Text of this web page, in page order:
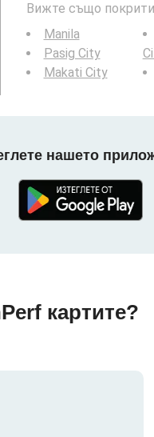
Вижте също
Manila
Pasig City
Makati City
нашето
картите?